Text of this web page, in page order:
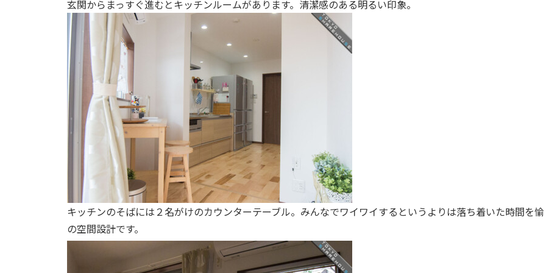
玄関からまっすぐ進むとキッチンルームがあります。清潔感のある明るい印象。
キッチンのそばには２名がけのカウンターテーブル。みんなでワイワイするというよりは落ち着いた時間を
の空間設計です。